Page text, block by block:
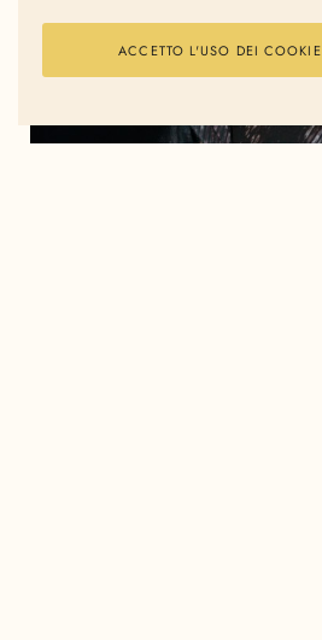
ACCETTO L'USO DEI COOKIE